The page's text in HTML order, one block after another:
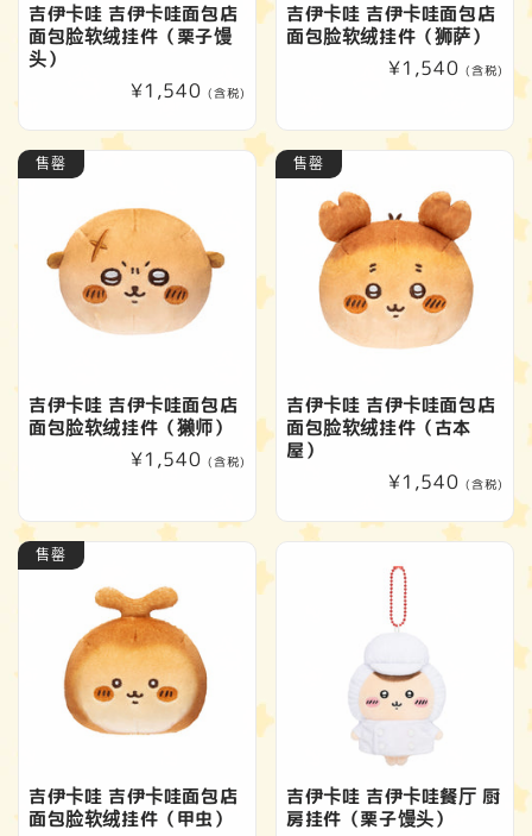
吉伊卡哇 吉伊卡哇面包店
面包脸软绒挂件（栗子馒
头）
常
价
¥1,540 (含税)
吉伊卡哇 吉伊卡哇面包店
面包脸软绒挂件（狮萨）
常
价
格
¥1,540 (含税)
售罄
吉伊卡哇 吉伊卡哇面包店
面包脸软绒挂件（獭师）
常
¥1,540 (含税)
售罄
吉伊卡哇 吉伊卡哇面包店
面包脸软绒挂件（古本
屋）
常
格
¥1,540 (含税)
售罄
吉伊卡哇 吉伊卡哇面包店
面包脸软绒挂件（甲虫）
吉伊卡哇 吉伊卡哇餐厅 厨
房挂件（栗子馒头）